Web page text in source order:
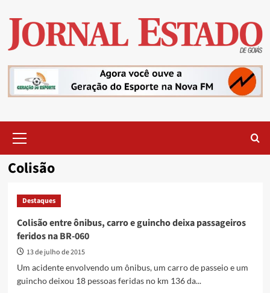
content
Menu
Colisão
Destaques
Colisão entre ônibus, carro e guincho deixa passageiros
feridos na BR-060
13 de julho de 2015
Um acidente envolvendo um ônibus, um carro de passeio e um
guincho deixou 18 pessoas feridas no km 136 da...